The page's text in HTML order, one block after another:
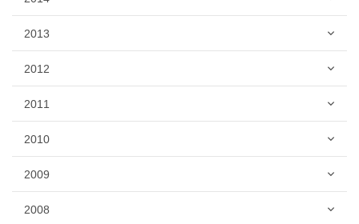
2013
2012
2011
2010
2009
2008